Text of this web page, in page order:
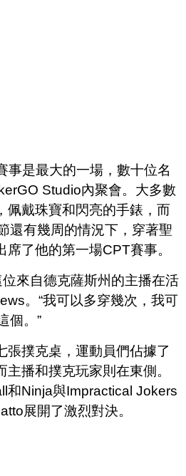
事是最大的一場，數十位名
Studio內聚會。大多數
佩戴珠寶和閃亮的手錶，而
還有幾周的情況下，穿著聖
了他的第一場CPT賽事。
位來自德克薩斯州的主播在活
。“我可以多穿幾次，我可
個。”
張撲克桌，運動員們佔據了
播和撲克玩家則在東側。
和Ninja與Impractical Jokers
展開了激烈對決。